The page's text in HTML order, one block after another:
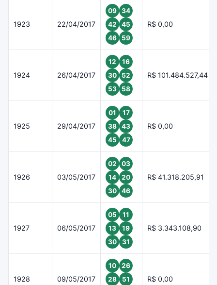
1923 22/04/2017
09
34
42
45
46
59
R$ 0,00
1924 26/04/2017
12
16
30
52
53
58
R$ 101.484.527,44
1925 29/04/2017
01
17
38
43
45
47
R$ 0,00
1926 03/05/2017
02
03
14
20
30
46
R$ 41.318.205,91
1927 06/05/2017
05
11
13
19
30
31
R$ 3.343.108,90
1928 09/05/2017
10
26
28
51
R$ 0,00